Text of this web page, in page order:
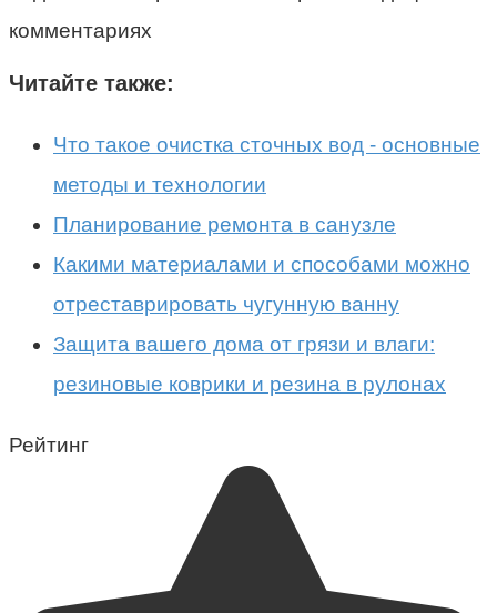
комментариях
Читайте также:
Что такое очистка сточных вод - основные
методы и технологии
Планирование ремонта в санузле
Какими материалами и способами можно
отреставрировать чугунную ванну
Защита вашего дома от грязи и влаги:
резиновые коврики и резина в рулонах
Рейтинг